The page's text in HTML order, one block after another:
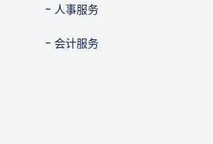
- 人事服务
- 会计服务